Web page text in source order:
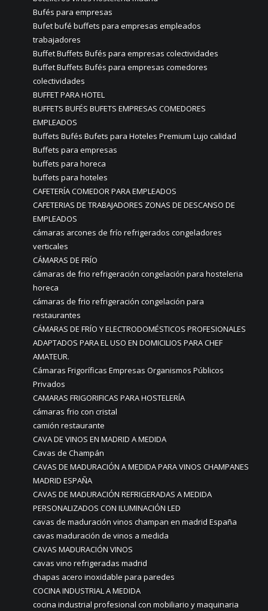
Bufés para empresas
Bufet bufé buffets para empresas empleados
trabajadores
Buffet Buffets Bufés para empresas colectividades
Buffet Buffets Bufés para empresas comedores
colectividades
BUFFET PARA HOTEL
BUFFETS BUFÉS BUFETS EMPRESAS COMEDORES
EMPLEADOS
Buffets Bufés Bufets para Hoteles Premium Lujo calidad
Buffets para empresas
buffets para horeca
buffets para hoteles
CAFETERÍA COMEDOR PARA EMPLEADOS
CAFETERIAS DE TRABAJADORES ZONAS DE DESCANSO DE
EMPLEADOS
cámaras arcones de frío refrigerados congeladores
verticales
CÁMARAS DE FRÍO
cámaras de frio refrigeración congelación para hosteleria
horeca
cámaras de frio refrigeración congelación para
restaurantes
CÁMARAS DE FRÍO Y ELECTRODOMÉSTICOS PROFESIONALES
ADAPTADOS PARA EL USO EN DOMICILIOS PARA CHEF
AMATEUR.
Cámaras Frigoríficas Empresas Organismos Públicos
Privados
CAMARAS FRIGORIFICAS PARA HOSTELERÍA
cámaras frio con cristal
camión restaurante
CAVA DE VINOS EN MADRID A MEDIDA
Cavas de Champán
CAVAS DE MADURACIÓN A MEDIDA PARA VINOS CHAMPANES
MADRID ESPAÑA
CAVAS DE MADURACIÓN REFRIGERADAS A MEDIDA
PERSONALIZADOS CON ILUMINACIÓN LED
cavas de maduración vinos champan en madrid España
cavas maduración de vinos a medida
CAVAS MADURACIÓN VINOS
cavas vino refrigeradas madrid
chapas acero inoxidable para paredes
COCINA INDUSTRIAL A MEDIDA
cocina industrial profesional con mobiliario y maquinaria